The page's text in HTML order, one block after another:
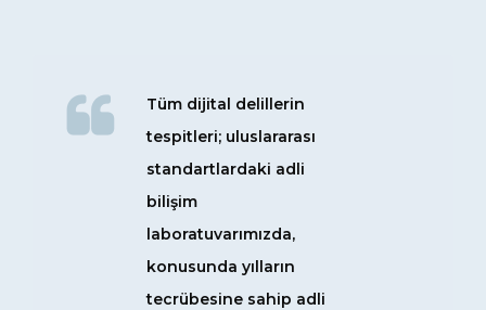
Tüm dijital delillerin
tespitleri; uluslararası
standartlardaki adli
bilişim
laboratuvarımızda,
konusunda yılların
tecrübesine sahip adli